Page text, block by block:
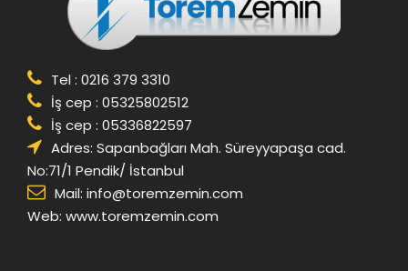
Tel : 0216 379 3310
İş cep : 05325802512
İş cep : 05336822597
Adres: Sapanbağları Mah. Süreyyapaşa cad.
No:71/1 Pendik/ İstanbul
Mail: info@toremzemin.com
Web: www.toremzemin.com